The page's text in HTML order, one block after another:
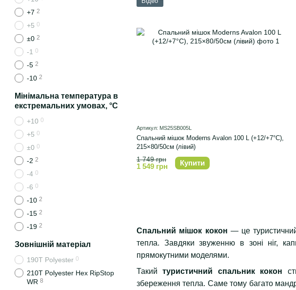
Артикул: MS25SB005L
Спальний мішок Moderns Avalon 100 L (+12/+7°C),
215×80/50см (лівий)
1 749 грн
1 549 грн Купити
Спальний мішок кокон — це
тепла. Завдяки звуженню в зоні ніг,
прямокутними моделями.
Такийтуристичний спальник кокон
збереження тепла. Саме тому багато
+7 2
+5 0
±0 2
-1 0
-5 2
-10 2
Мінімальна температура в
екстремальних умовах, °C
+10 0
+5 0
±0 0
-2 2
-4 0
-6 0
-10 2
-15 2
-19 2
Зовнішній матеріал
190T Polyester 0
210Т Polyester Hex RipStop
WR 8